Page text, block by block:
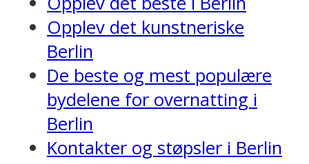
Opplev det kunstneriske
Berlin
De beste og mest populære
bydelene for overnatting i
Berlin
Kontakter og støpsler i Berlin